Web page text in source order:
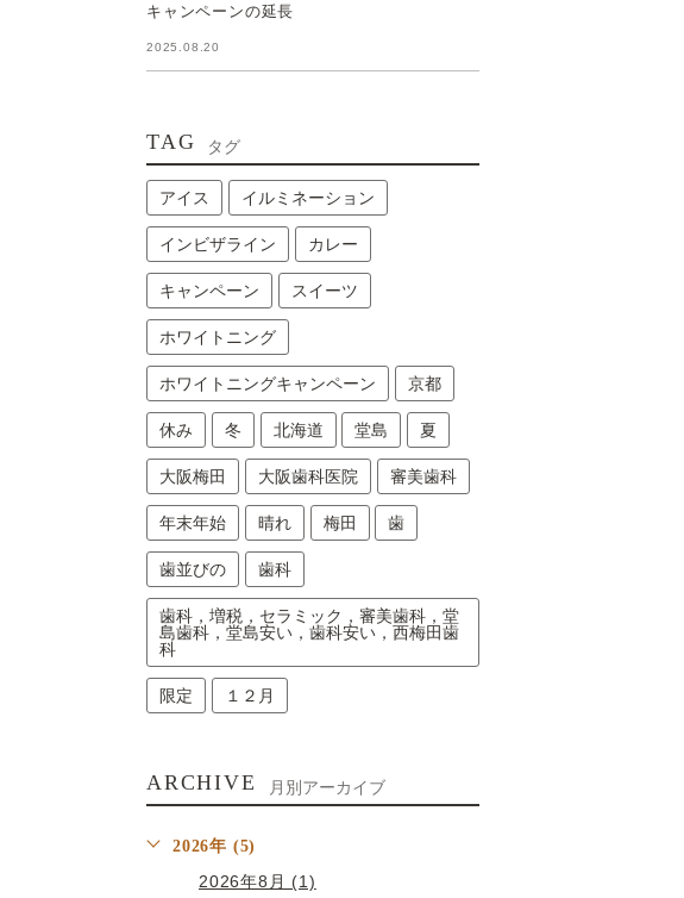
キャンペーンの延長
2025.08.20
TAG タグ
アイス イルミネーション
インビザライン カレー
キャンペーン スイーツ
ホワイトニング
ホワイトニングキャンペーン 京都
休み 冬 北海道 堂島 夏
大阪梅田 大阪歯科医院 審美歯科
年末年始 晴れ 梅田 歯
歯並びの 歯科
歯科，増税，セラミック，審美歯科，堂
島歯科，堂島安い，歯科安い，西梅田歯
科
限定 １２月
ARCHIVE 月別アーカイブ
2026年 (5)
2026年8月 (1)